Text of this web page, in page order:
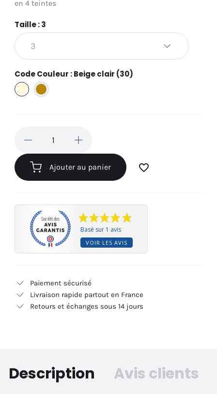
en 4 teintes
Taille : 3
Code Couleur : Beige clair (30)
Beige
clair
Café
(720)
Ajouter au panier favorite_border
Basé sur 1 avis
VOIR LES AVIS
Paiement sécurisé
Livraison rapide partout en France
Retours et échanges sous 14 jours
Description Avis clients